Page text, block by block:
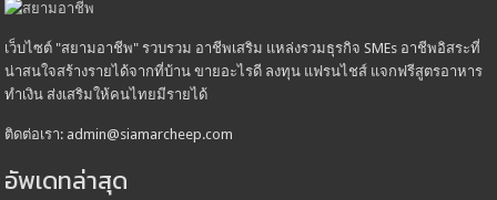
เว็บไซต์ "สยามอาชีพ" รวบรวม อาชีพเสริม แหล่งรวมธุรกิจ SMEs อาชีพอิสระที่
น่าสนใจสร้างรายได้จากที่บ้าน ขายอะไรดี ลงทุน แฟรนไชส์ แจกฟรีสูตรอาหาร
ทำเงิน ส่งเสริมให้คนไทยมีรายได้
ติดต่อเรา: admin@siamarcheep.com
อัพเดทล่าสุด